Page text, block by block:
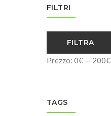
FILTRI
FILTRA
Prezzo: 0€— 200€
TAGS